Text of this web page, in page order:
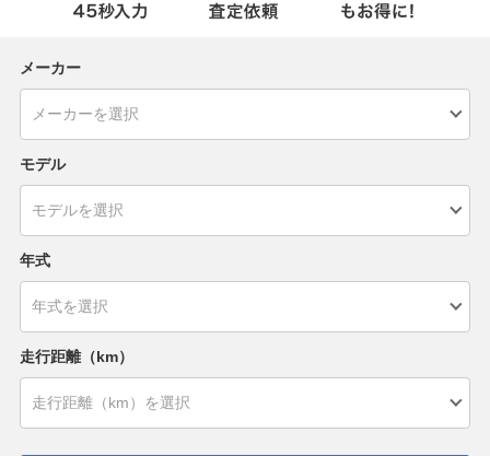
メーカー
モデル
年式
走行距離（km）